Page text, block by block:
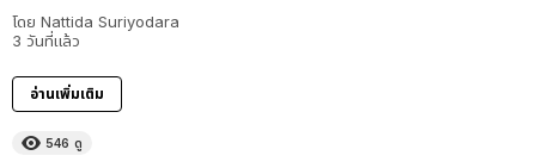
โดย Nattida Suriyodara
3 วันที่แล้ว
อ่านเพิ่มเติม
546 ดู